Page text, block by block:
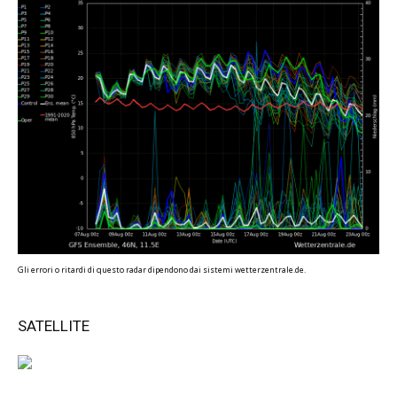
Gli errori o ritardi di questo radar dipendono dai sistemi wetterzentrale.de.
SATELLITE